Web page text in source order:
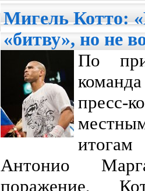
Мигель Котто:
«битву», но не
По
Антонио
поражение,